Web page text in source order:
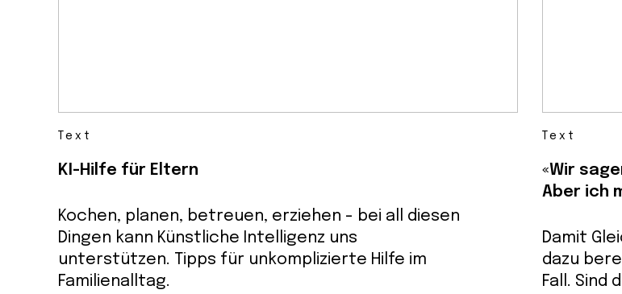
Text
KI-Hilfe für Eltern
Kochen, planen, betreuen, erziehen - bei all diesen
Dingen kann Künstliche Intelligenz uns
unterstützen. Tipps für unkomplizierte Hilfe im
Familienalltag.
Text
«Wir
Aber ich
Damit
dazu
Fall. Sind